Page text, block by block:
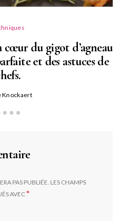
du gigot d’agneau
et des astuces de
Knockaert
PAS PUBLIÉE. LES CHAMPS
AVEC*